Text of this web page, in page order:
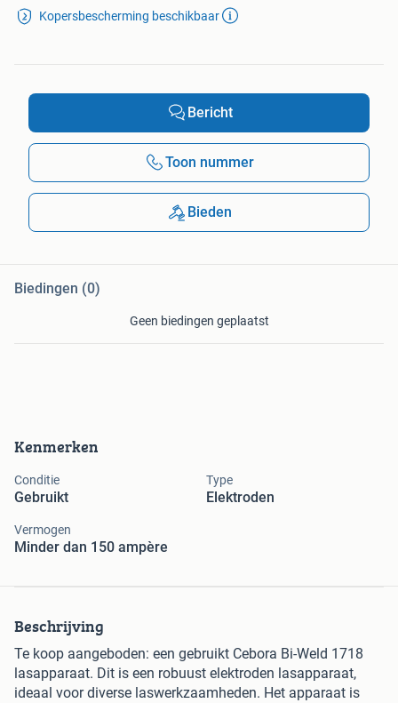
Kenmerken
Conditie
Gebruikt
Type
Elektroden
Vermogen
Minder dan 150 ampère
Beschrijving
Te koop aangeboden: een gebruikt Cebora Bi-Weld 1718
lasapparaat. Dit is een robuust elektroden lasapparaat,
ideaal voor diverse laswerkzaamheden. Het apparaat is
Kopersbescherming beschikbaar
Bericht
Toon nummer
Bieden
Biedingen (0)
Geen biedingen geplaatst